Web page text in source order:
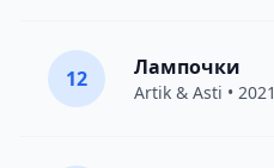
12 Лампочки
Artik & Asti • 2021